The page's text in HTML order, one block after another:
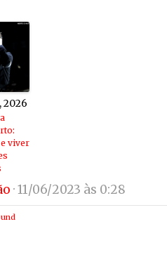
2026
viver
· 11/06/2023 às 0:28